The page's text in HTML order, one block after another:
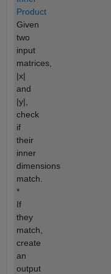
Product
Given
two
input
matrices,
|x|
and
|y|,
check
if
their
inner
dimensions
match.
*
If
they
match,
create
an
output